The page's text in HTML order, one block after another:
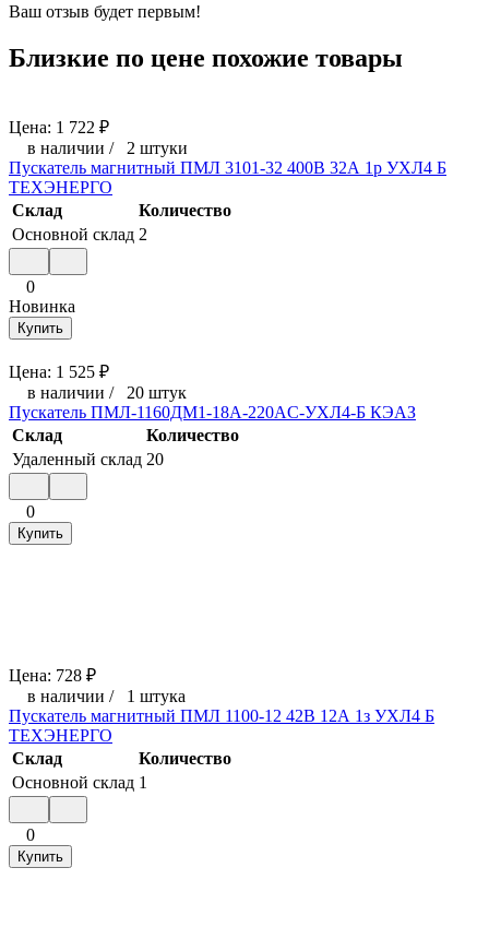
Ваш отзыв будет первым!
Близкие по цене похожие товары
Цена: 1 722 ₽
в наличии / 2 штуки
Пускатель магнитный ПМЛ 3101-32 400В 32А 1р УХЛ4 Б
ТЕХЭНЕРГО
Склад
Количество
Основной склад 2
0
Новинка
Купить
Цена: 1 525 ₽
в наличии / 20 штук
Пускатель ПМЛ-1160ДМ1-18А-220AC-УХЛ4-Б КЭАЗ
Склад
Количество
Удаленный склад 20
0
Купить
Цена: 728 ₽
в наличии / 1 штука
Пускатель магнитный ПМЛ 1100-12 42В 12А 1з УХЛ4 Б
ТЕХЭНЕРГО
Склад
Количество
Основной склад 1
0
Купить